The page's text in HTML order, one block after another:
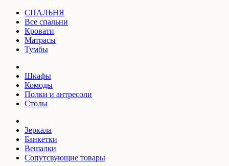
СПАЛЬНЯ
Все спальни
Кровати
Матрасы
Тумбы
Шкафы
Комоды
Полки и антресоли
Столы
Зеркала
Банкетки
Вешалки
Сопутсвующие товары